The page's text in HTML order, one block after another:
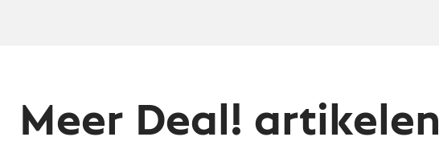
Meer Deal! artikelen